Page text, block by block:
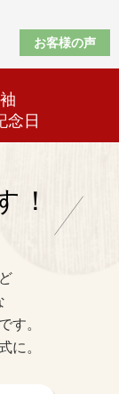
お客様の声
袖
念日
！
す。
に。